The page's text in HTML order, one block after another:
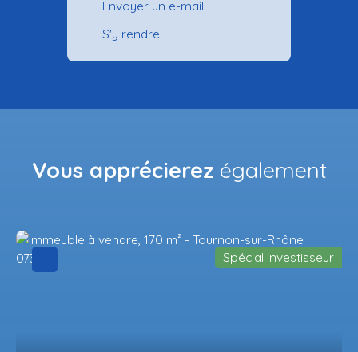
Envoyer un e-mail
S'y rendre
Vous apprécierez également
Spécial investisseur